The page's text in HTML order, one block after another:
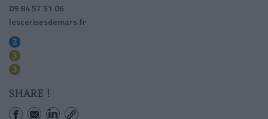
09 84 57 51 06
lescerisesdemars.fr
SHARE !